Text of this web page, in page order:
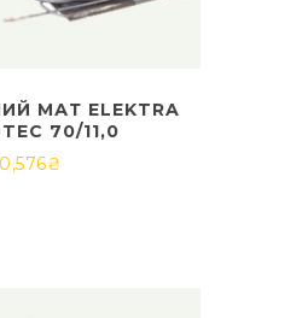
МАТ ELEKTRA
70/11,0
₴